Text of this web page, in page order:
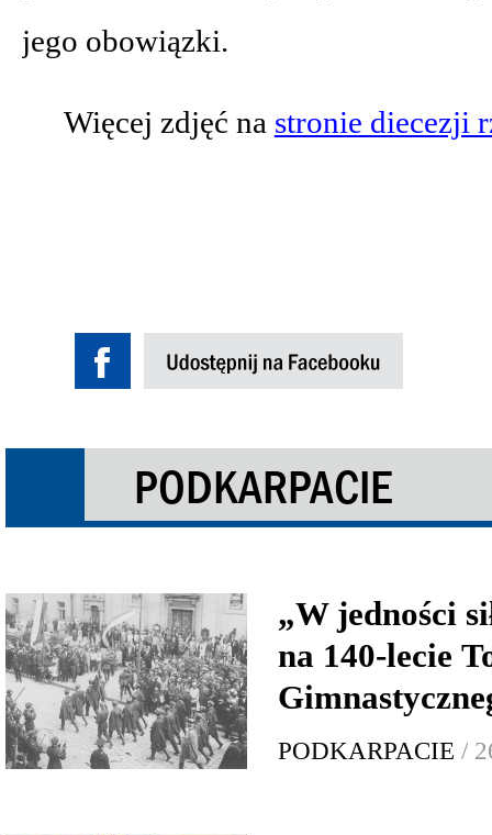
jego obowiązki.
Więcej zdjęć na stronie diecezji
PODKARPACIE
„W jedności
na 140-lecie
PODKARPACIE /